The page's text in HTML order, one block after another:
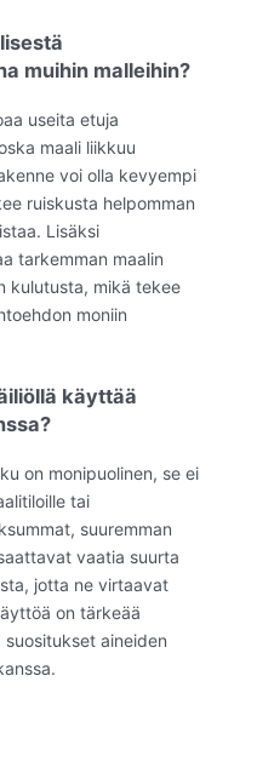
muihin malleihin?
useita etuja
maali liikkuu
voi olla kevyempi
ruiskusta helpomman
Lisäksi
tarkemman maalin
kulutusta, mikä tekee
moniin
käyttää
on monipuolinen, se ei
tai
suuremman
vaatia suurta
jotta ne virtaavat
on tärkeää
aineiden